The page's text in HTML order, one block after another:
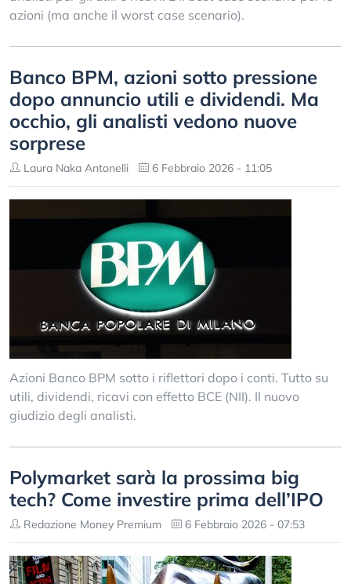
azioni (ma anche il worst case scenario).
Banco BPM, azioni sotto pressione
dopo annuncio utili e dividendi. Ma
occhio, gli analisti vedono nuove
sorprese
Laura Naka Antonelli 6 Febbraio 2026 - 11:05
Azioni Banco BPM sotto i riflettori dopo i conti. Tutto su
utili, dividendi, ricavi con effetto BCE (NII). Il nuovo
giudizio degli analisti.
Polymarket sarà la prossima big
tech? Come investire prima dell’IPO
Redazione Money Premium 6 Febbraio 2026 - 07:53